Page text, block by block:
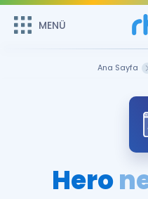
MENÜ
Sepetin
Remzi Hoca ile seni
MENÜ
Ana Sayfa
Hero